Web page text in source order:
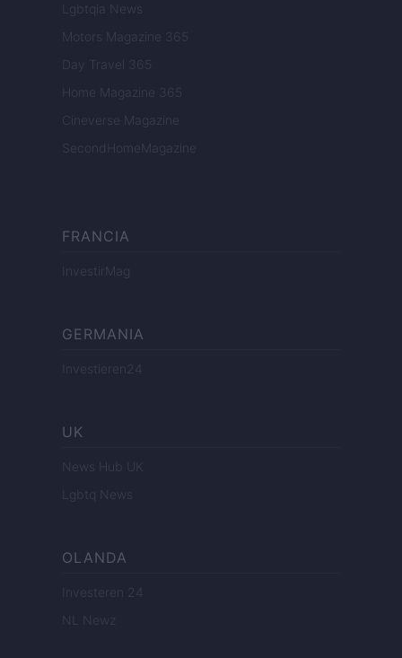
Lgbtqia News
Motors Magazine 365
Day Travel 365
Home Magazine 365
Cineverse Magazine
SecondHomeMagazine
FRANCIA
InvestirMag
GERMANIA
Investieren24
UK
News Hub UK
Lgbtq News
OLANDA
Investeren 24
NL Newz